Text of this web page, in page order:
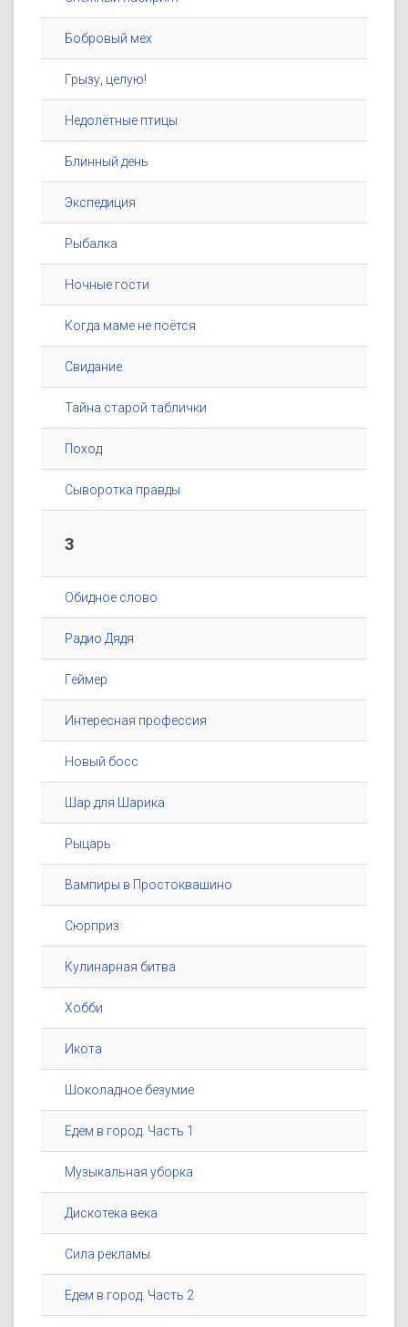
Бобровый мех
Грызу, целую!
Недолётные птицы
Блинный день
Экспедиция
Рыбалка
Ночные гости
Когда маме не поётся
Свидание
Тайна старой таблички
Поход
Сыворотка правды
3
Обидное слово
Радио Дядя
Геймер
Интересная профессия
Новый босс
Шар для Шарика
Рыцарь
Вампиры в Простоквашино
Сюрприз
Кулинарная битва
Хобби
Икота
Шоколадное безумие
Едем в город. Часть 1
Музыкальная уборка
Дискотека века
Сила рекламы
Едем в город. Часть 2